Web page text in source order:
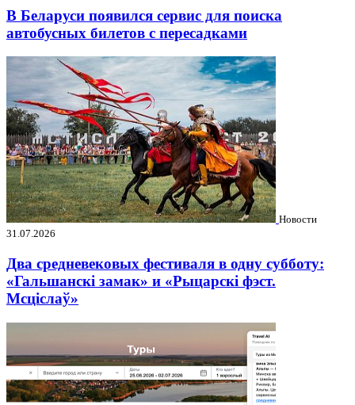
В Беларуси появился сервис для поиска
автобусных билетов с пересадками
Новости
31.07.2026
Два средневековых фестиваля в одну субботу:
«Гальшанскі замак» и «Рыцарскі фэст.
Мсціслаў»